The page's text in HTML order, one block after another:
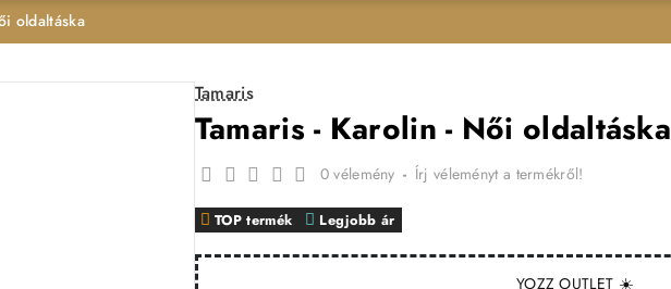
oldaltáska
Tamaris
Tamaris - Karolin - Női oldaltáska
YOZZ OUTLET ☀️
TOP termék Legjobb ár
0 vélemény - Írj véleményt a termékről!